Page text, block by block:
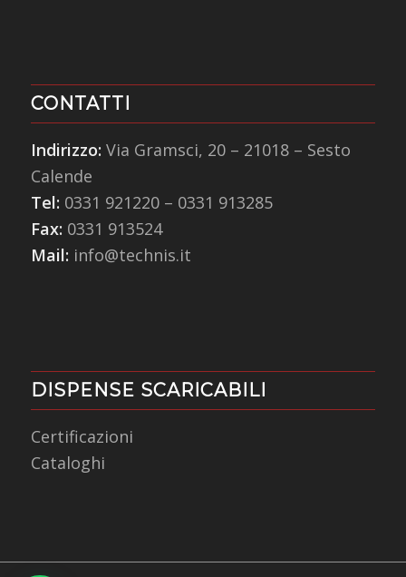
CONTATTI
Indirizzo: Via Gramsci, 20 – 21018 – Sesto
Calende
Tel: 0331 921220– 0331 913285
Fax: 0331 913524
Mail: info@technis.it
DISPENSE SCARICABILI
Certificazioni
Cataloghi